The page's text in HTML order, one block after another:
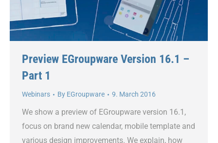
Preview EGroupware Version 16.1 –
Part 1
Webinars By EGroupware 9. March 2016
We show a preview of EGroupware version 16.1,
focus on brand new calendar, mobile template and
various design improvements. We explain, how